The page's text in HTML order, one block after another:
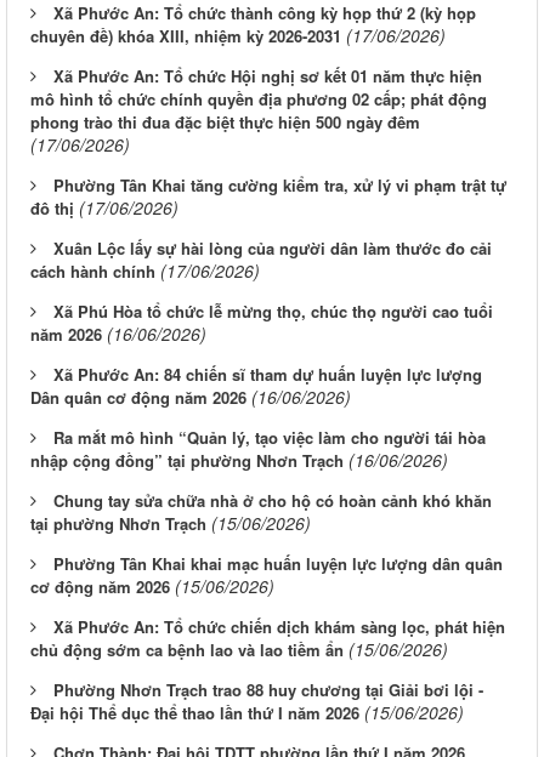
Xã Phước An: Tổ chức thành công kỳ họp thứ 2 (kỳ họp
chuyên đề) khóa XIII, nhiệm kỳ 2026-2031 (17/06/2026)
Xã Phước An: Tổ chức Hội nghị sơ kết 01 năm thực hiện
mô hình tổ chức chính quyền địa phương 02 cấp; phát động
phong trào thi đua đặc biệt thực hiện 500 ngày đêm
(17/06/2026)
Phường Tân Khai tăng cường kiểm tra, xử lý vi phạm trật tự
đô thị (17/06/2026)
Xuân Lộc lấy sự hài lòng của người dân làm thước đo cải
cách hành chính (17/06/2026)
Xã Phú Hòa tổ chức lễ mừng thọ, chúc thọ người cao tuổi
năm 2026 (16/06/2026)
Xã Phước An: 84 chiến sĩ tham dự huấn luyện lực lượng
Dân quân cơ động năm 2026 (16/06/2026)
Ra mắt mô hình “Quản lý, tạo việc làm cho người tái hòa
nhập cộng đồng” tại phường Nhơn Trạch (16/06/2026)
Chung tay sửa chữa nhà ở cho hộ có hoàn cảnh khó khăn
tại phường Nhơn Trạch (15/06/2026)
Phường Tân Khai khai mạc huấn luyện lực lượng dân quân
cơ động năm 2026 (15/06/2026)
Xã Phước An: Tổ chức chiến dịch khám sàng lọc, phát hiện
chủ động sớm ca bệnh lao và lao tiềm ẩn (15/06/2026)
Phường Nhơn Trạch trao 88 huy chương tại Giải bơi lội -
Đại hội Thể dục thể thao lần thứ I năm 2026 (15/06/2026)